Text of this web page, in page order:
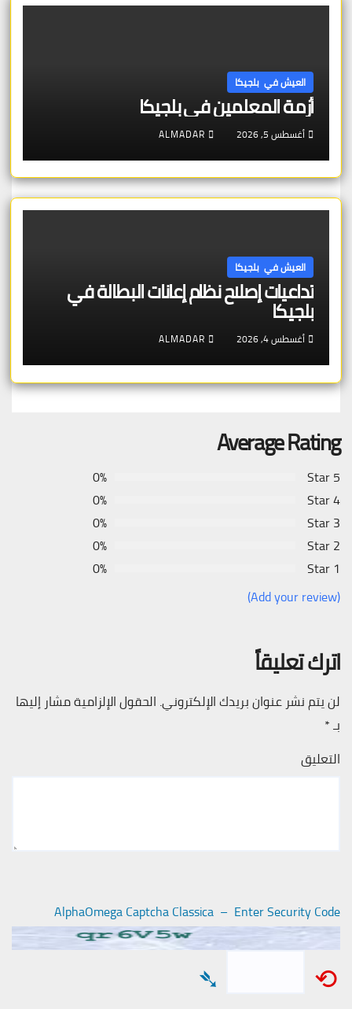
العيش في بلجيكا
أزمة المعلمين في بلجيكا
أغسطس 5, 2026 ALMADAR
العيش في بلجيكا
تداعيات إصلاح نظام إعانات البطالة في
بلجيكا
أغسطس 4, 2026 ALMADAR
Average Rating
5 Star
0%
4 Star
0%
3 Star
0%
2 Star
0%
1 Star
0%
(Add your review)
اترك تعليقاً
لن يتم نشر عنوان بريدك الإلكتروني. الحقول الإلزامية مشار إليها
بـ*
التعليق
AlphaOmega Captcha Classica – Enter Security Code
⟲
➴